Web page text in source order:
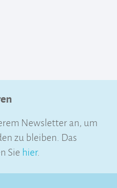
Newsletter an, um
zu bleiben. Das
Sie hier.